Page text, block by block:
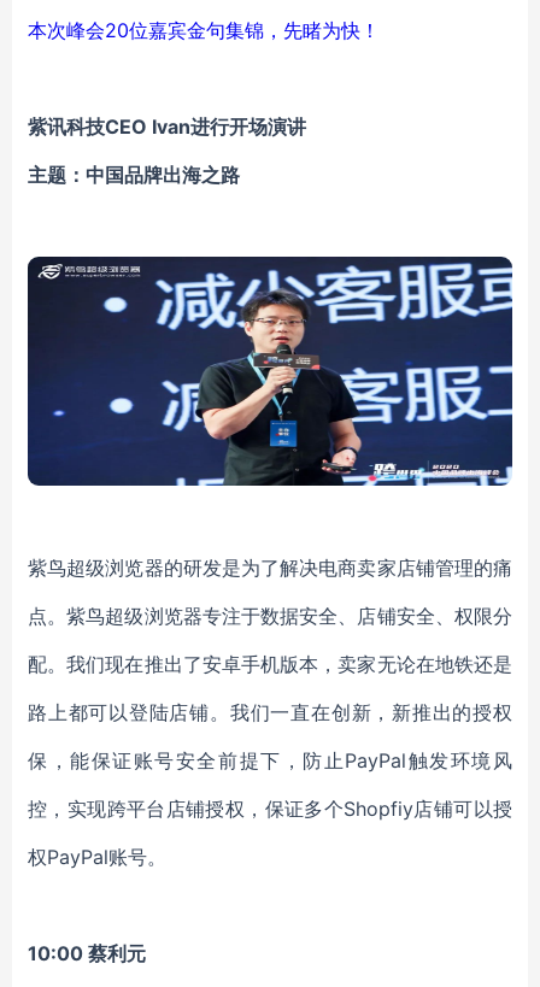
本次峰会20位嘉宾金句集锦，先睹为快！
紫讯科技CEO Ivan进行开场演讲
主题：中国品牌出海之路
紫鸟超级浏览器的研发是为了解决电商卖家店铺管理的痛
点。紫鸟超级浏览器专注于数据安全、店铺安全、权限分
配。我们现在推出了安卓手机版本，卖家无论在地铁还是
路上都可以登陆店铺。我们一直在创新，新推出的授权
保，能保证账号安全前提下，防止PayPal触发环境风
控，实现跨平台店铺授权，保证多个Shopfiy店铺可以授
权PayPal账号。
10:00 蔡利元